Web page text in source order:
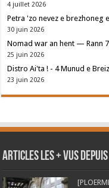
4 juillet 2026
Petra 'zo nevez e brezhoneg
30 juin 2026
Nomad war an hent — Rann
25 juin 2026
Distro Ai'ta ! - 4 Munud e
23 juin 2026
Articles les + vus